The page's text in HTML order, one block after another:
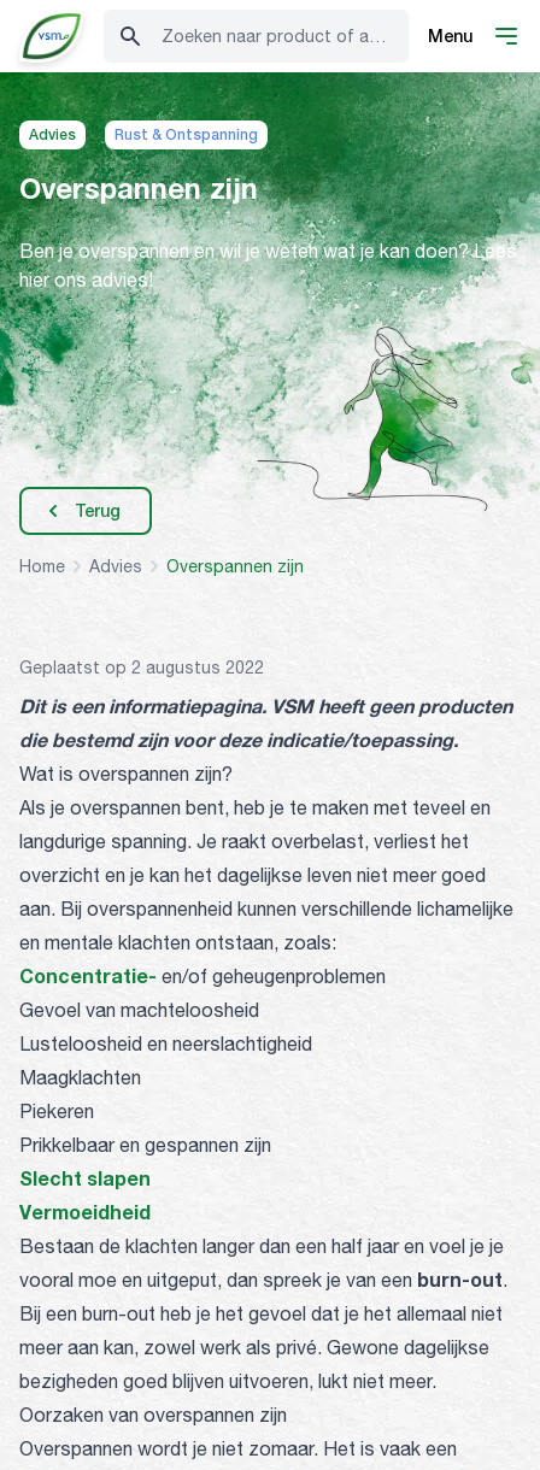
Zoeken naar product of advies Menu
Advies Rust & Ontspanning
Overspannen zijn
Ben je overspannen en wil je weten wat je kan doen? Lees
hier ons advies!
Terug
Home Advies Overspannen zijn
Geplaatst op 2 augustus 2022
Dit is een informatiepagina. VSM heeft geen producten
die bestemd zijn voor deze indicatie/toepassing.
Wat is overspannen zijn?
Als je overspannen bent, heb je te maken met teveel en
langdurige spanning. Je raakt overbelast, verliest het
overzicht en je kan het dagelijkse leven niet meer goed
aan. Bij overspannenheid kunnen verschillende lichamelijke
en mentale klachten ontstaan, zoals:
Concentratie- en/of geheugenproblemen
Gevoel van machteloosheid
Lusteloosheid en neerslachtigheid
Maagklachten
Piekeren
Prikkelbaar en gespannen zijn
Slecht slapen
Vermoeidheid
Bestaan de klachten langer dan een half jaar en voel je je
vooral moe en uitgeput, dan spreek je van een burn-out.
Bij een burn-out heb je het gevoel dat je het allemaal niet
meer aan kan, zowel werk als privé. Gewone dagelijkse
bezigheden goed blijven uitvoeren, lukt niet meer.
Oorzaken van overspannen zijn
Overspannen wordt je niet zomaar. Het is vaak een